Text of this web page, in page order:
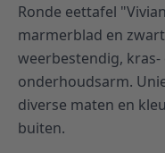
Ronde eettafel
marmerblad en
weerbestendig,
onderhoudsarm.
diverse maten en
buiten.